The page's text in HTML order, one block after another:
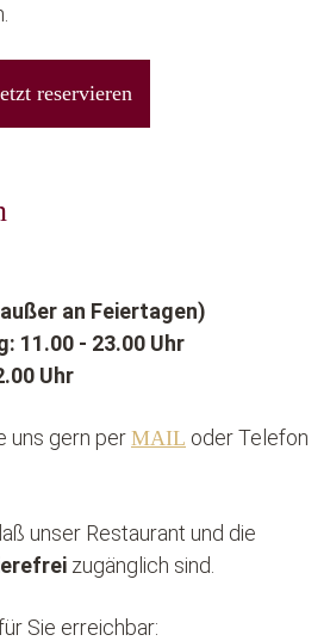
reservieren
an Feiertagen)
11.00 - 23.00 Uhr
Uhr
uns gern per MAIL oder Telefon
unser Restaurant und die
zugänglich sind.
Sie erreichbar: